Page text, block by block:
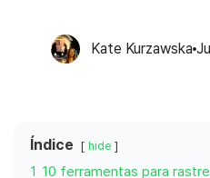
Kate Kurzawska
Índice hide
1 10 ferramentas para